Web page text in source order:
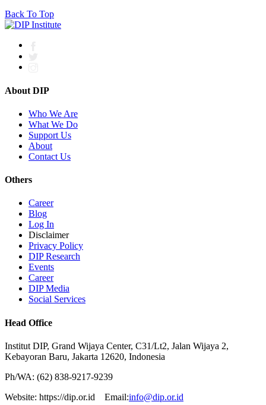
Back To Top
About DIP
Who We Are
What We Do
Support Us
About
Contact Us
Others
Career
Blog
Log In
Disclaimer
Privacy Policy
DIP Research
Events
Career
DIP Media
Social Services
Head Office
Institut DIP, Grand Wijaya Center, C31/Lt2, Jalan Wijaya 2,
Kebayoran Baru, Jakarta 12620, Indonesia
Ph/WA: (62) 838-9217-9239
Website: https://dip.or.id Email:info@dip.or.id